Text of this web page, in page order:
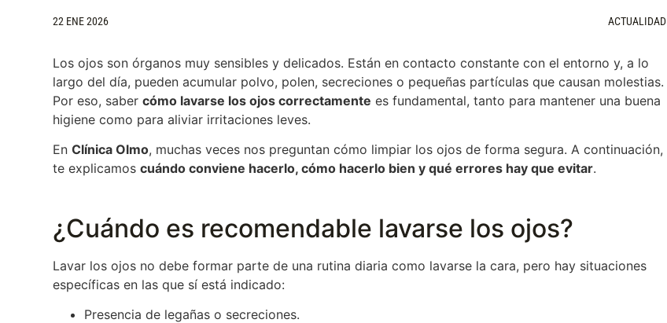
22 ENE 2026 ACTUALIDAD
Los ojos son órganos muy sensibles y delicados. Están en contacto constante con el entorno y, a lo
largo del día, pueden acumular polvo, polen, secreciones o pequeñas partículas que causan molestias.
Por eso, sabercómo lavarse los ojos correctamente es fundamental, tanto para mantener una buena
higiene como para aliviar irritaciones leves.
EnClínica Olmo, muchas veces nos preguntan cómo limpiar los ojos de forma segura. A continuación,
te explicamoscuándo conviene hacerlo, cómo hacerlo bien y qué errores hay que evitar.
¿Cuándo es recomendable lavarse los ojos?
Lavar los ojos no debe formar parte de una rutina diaria como lavarse la cara, pero hay situaciones
específicas en las que sí está indicado:
Presencia de legañas o secreciones.